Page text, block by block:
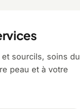
sourcils, soins du
peau et à votre